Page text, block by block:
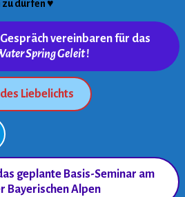
zu dürfen♥
vereinbaren für das
Spring Geleit!
Liebelichts
geplante Basis-Seminar am
Bayerischen Alpen